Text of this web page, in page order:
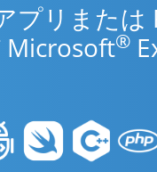
プリまたは
Microsoft®